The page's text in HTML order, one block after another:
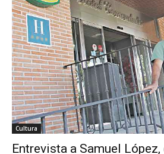
Cultura
Entrevista a Samuel